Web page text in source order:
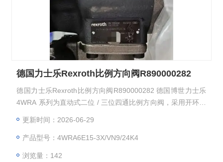
德国力士乐Rexroth比例方向阀R890000282
德国力士乐Rexroth比例方向阀R890000282 德国博世力士乐
4WRA 系列为直动式二位 / 三位四通比例方向阀，采用开环控
流向与流量，具备响应速度快、安装互换性强、换向运行平稳
更新时间：2026-06-29
产品型号：4WRA6E15-3X/VN9/24K4
浏览量：142